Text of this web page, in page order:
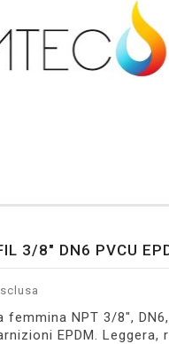
3/8" DN6 PVCU
femmina NPT 3/8",
EPDM. Leggera,